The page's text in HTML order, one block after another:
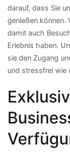
darauf, dass Sie
genießen können.
damit auch
Erlebnis haben.
sie den Zugang
und stressfrei wie